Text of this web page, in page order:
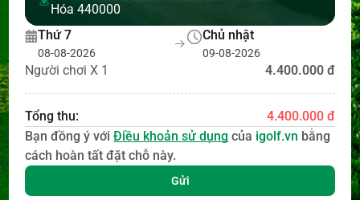
Hóa 440000
Thứ 7
08-08-2026
Chủ nhật
09-08-2026
Người chơi X 1 4.400.000 đ
Tổng thu:
4.400.000 đ
Bạn đồng ý vớiĐiều khoản sử dụng của igolf.vn bằng
cách hoàn tất đặt chỗ này.
Gửi